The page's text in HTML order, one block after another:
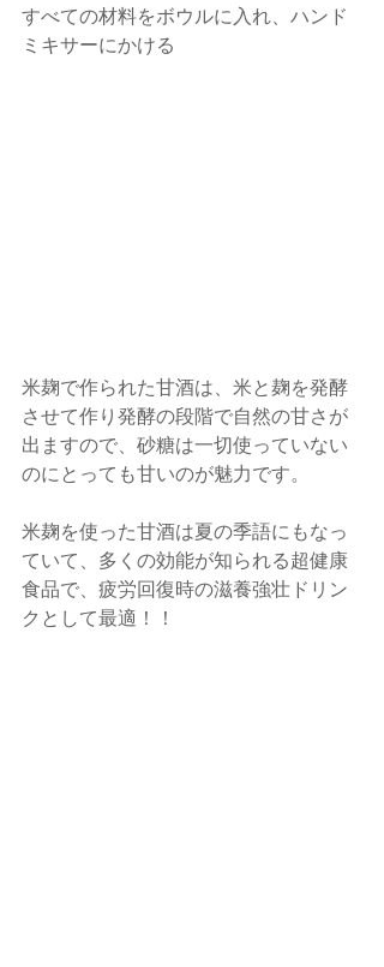
すべての材料をボウルに入れ、ハンド
ミキサーにかける
米麹で作られた甘酒は、米と麹を発酵
させて作り発酵の段階で自然の甘さが
出ますので、砂糖は一切使っていない
のにとっても甘いのが魅力です。
米麹を使った甘酒は夏の季語にもなっ
ていて、多くの効能が知られる超健康
食品で、疲労回復時の滋養強壮ドリン
クとして最適！！